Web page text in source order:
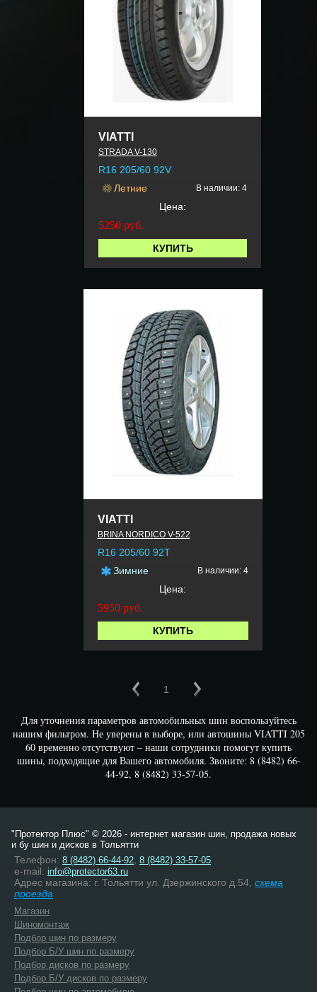
VIATTI
STRADA V-130
R16 205/60 92V
Летние
В наличии: 4
Цена:
5250 руб.
КУПИТЬ
VIATTI
BRINA NORDICO V-522
R16 205/60 92T
Зимние
В наличии: 4
Цена:
5950 руб.
КУПИТЬ
1
Для уточнения параметров автомобильных шин воспользуйтесь
нашим фильтром. Не уверены в выборе, или автошины VIATTI 205
60 временно отсутствуют – наши сотрудники помогут купить
шины, подходящие для Вашего автомобиля. Звоните: 8 (8482) 66-
44-92, 8 (8482) 33-57-05.
"Протектор Плюс" © 2026 - интернет магазин шин, продажа новых
и бу шин и дисков в Тольятти
Телефон: 8 (8482) 66-44-92 8 (8482) 33-57-05
e-mail: info@protector63.ru
Адрес магазина: г. Тольятти ул. Дзержинского д.54, схема
проезда
Магазин
Шиномонтаж
Подбор шин по размеру
Подбор Б/У шин по размеру
Подбор дисков по размеру
Подбор Б/У дисков по размеру